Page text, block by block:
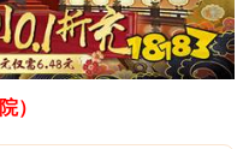
）